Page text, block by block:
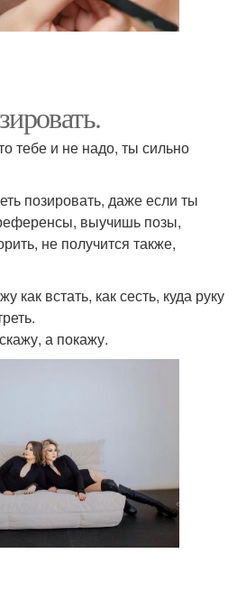
тебе и не надо, ты сильно
позировать, даже если ты
выучишь позы,
не получится также,
как встать, как сесть, куда руку
а покажу.